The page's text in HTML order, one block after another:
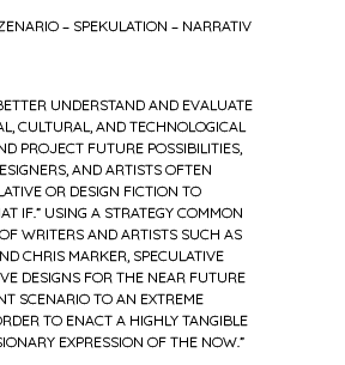
– SPEKULATION – NARRATIV
UNDERSTAND AND EVALUATE
CULTURAL, AND TECHNOLOGICAL
PROJECT FUTURE POSSIBILITIES,
AND ARTISTS OFTEN
OR DESIGN FICTION TO
IF.” USING A STRATEGY COMMON
WRITERS AND ARTISTS SUCH AS
CHRIS MARKER, SPECULATIVE
DESIGNS FOR THE NEAR FUTURE
SCENARIO TO AN EXTREME
TO ENACT A HIGHLY TANGIBLE
EXPRESSION OF THE NOW.”